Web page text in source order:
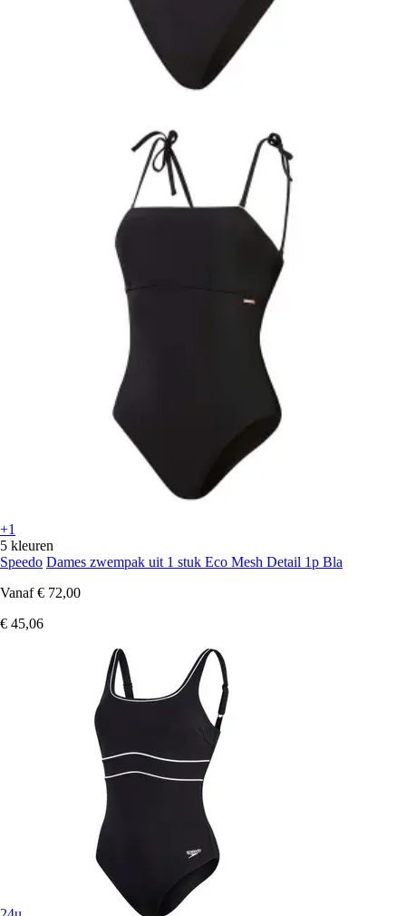
+1
5 kleuren
Speedo Dames zwempak uit 1 stuk Eco Mesh Detail 1p Bla
Vanaf € 72,00
€ 45,06